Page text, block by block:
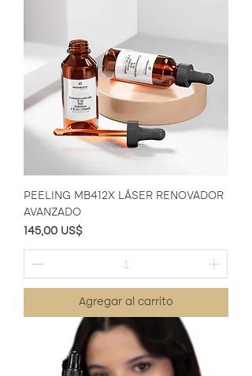
PEELING MB412X LÁSER RENOVADOR
AVANZADO
Precio
145,00 US$
Agregar al carrito